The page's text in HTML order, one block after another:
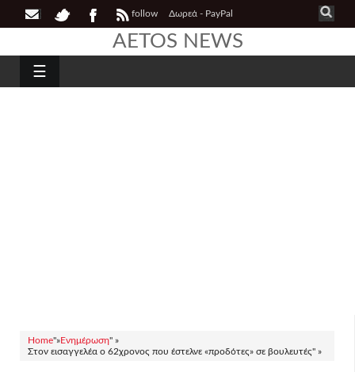
follow Δωρεά - PayPal
AETOS NEWS
☰
Home"»Ενημέρωση" »
Στον εισαγγελέα ο 62χρονος που έστελνε «προδότες» σε βουλευτές" »